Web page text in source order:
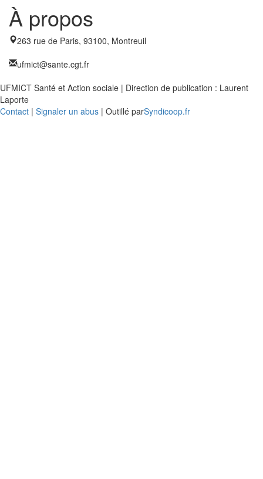
À propos
263 rue de Paris, 93100, Montreuil
ufmict@sante.cgt.fr
UFMICT Santé et Action sociale | Direction de publication : Laurent
Laporte
Contact | Signaler un abus | Outillé parSyndicoop.fr